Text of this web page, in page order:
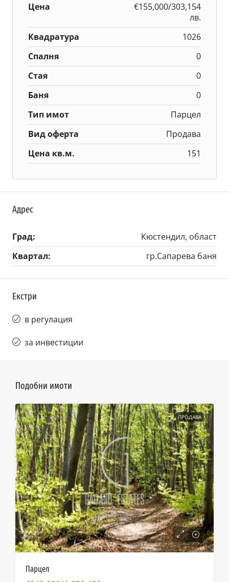
Цена
€155,000/303,154
лв.
Квадратура
1026
Спалня
0
Стая
0
Баня
0
Тип имот
Парцел
Вид оферта
Продава
Цена кв.м.
151
Адрес
Град:
Кюстендил, област
Квартал:
гр.Сапарева баня
Екстри
в регулация
за инвестиции
Подобни имоти
ПРОДАВА
Парцел